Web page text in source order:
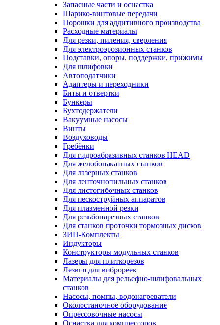
Запасные части и оснастка
Шарико-винтовые передачи
Порошки для аддитивного производства
Расходные материалы
Для резки, пиления, сверления
Для электроэрозионных станков
Подставки, опоры, поддержки, прижимы
Для шлифовки
Автоподатчики
Адаптеры и переходники
Биты и отвертки
Бункеры
Бухтодержатели
Вакуумные насосы
Винты
Воздуховоды
Гребёнки
Для гидроабразивных станков HEAD
Для желобонакатных станков
Для лазерных станков
Для ленточнопильных станков
Для листогибочных станков
Для пескоструйных аппаратов
Для плазменной резки
Для резьбонарезных станков
Для станков проточки тормозных дисков
ЗИП-Комплекты
Индукторы
Конструкторы модульных станков
Лазеры для плиткорезов
Лезвия для виброреек
Материалы для рельефно-шлифовальных
станков
Насосы, помпы, водонагреватели
Околостаночное оборудование
Опрессовочные насосы
Оснастка для компрессоров